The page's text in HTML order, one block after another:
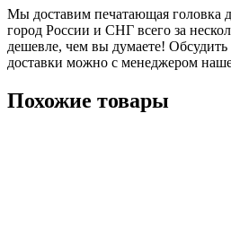
Мы доставим печатающая головка
город России и СНГ всего за
дешевле, чем вы думаете!
доставки можно с менеджером
Похожие товары